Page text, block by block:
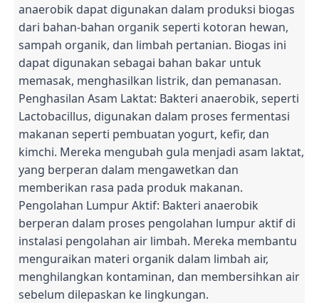
anaerobik dapat digunakan dalam produksi biogas
dari bahan-bahan organik seperti kotoran hewan,
sampah organik, dan limbah pertanian. Biogas ini
dapat digunakan sebagai bahan bakar untuk
memasak, menghasilkan listrik, dan pemanasan.
Penghasilan Asam Laktat: Bakteri anaerobik, seperti
Lactobacillus, digunakan dalam proses fermentasi
makanan seperti pembuatan yogurt, kefir, dan
kimchi. Mereka mengubah gula menjadi asam laktat,
yang berperan dalam mengawetkan dan
memberikan rasa pada produk makanan.
Pengolahan Lumpur Aktif: Bakteri anaerobik
berperan dalam proses pengolahan lumpur aktif di
instalasi pengolahan air limbah. Mereka membantu
menguraikan materi organik dalam limbah air,
menghilangkan kontaminan, dan membersihkan air
sebelum dilepaskan ke lingkungan.